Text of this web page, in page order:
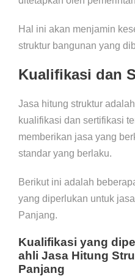
Hal ini akan menjamin
struktur bangunan yang
Kualifikasi dan
Jasa hitung struktur
kualifikasi dan sertifikasi
memberikan jasa yang
standar yang berlaku.
Berikut ini adalah
yang diperlukan untuk
Panjang.
Kualifikasi yang
ahli Jasa Hitung
Panjang